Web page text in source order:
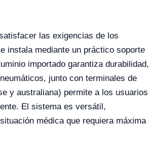
las exigencias de los
instala mediante un práctico soporte
importado garantiza durabilidad,
junto con terminales de
y australiana) permite a los usuarios
El sistema es versátil,
médica que requiera máxima